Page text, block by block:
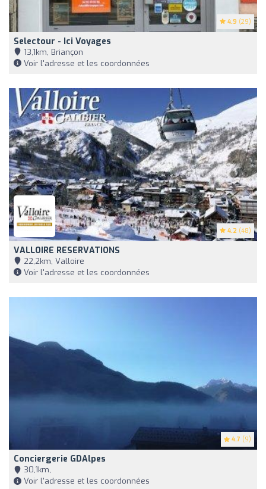
4.9 (29)
Selectour - Ici Voyages
13,1km, Briançon
Voir l'adresse et les coordonnées
4.2 (48)
VALLOIRE RESERVATIONS
22,2km, Valloire
Voir l'adresse et les coordonnées
4.7 (9)
Conciergerie GDAlpes
30,1km,
Voir l'adresse et les coordonnées